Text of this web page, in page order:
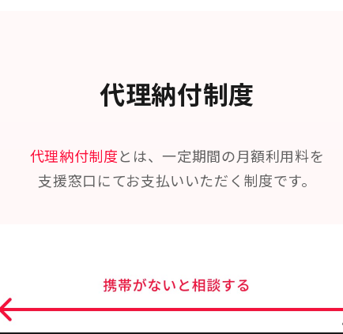
代理納付制度
代理納付制度とは、一定期間の月額利用料を
支援窓口にてお支払いいただく制度です。